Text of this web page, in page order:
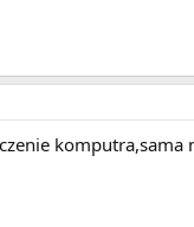
komputra,sama